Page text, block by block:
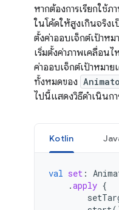
หากต้องการเรียกใช้
ในโค้ดให้สูงเกินจริง
ตั้งค่าออบเจ็กต์เป้าห
เริ่มตั้งค่าภาพเคลื่อนไ
ค่าออบเจ็กต์เป้าหมา
ทั้งหมดของ
ไปนี้แสดงวิธีดำเนินกา
Kotlin
val set :
.apply {